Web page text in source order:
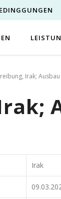
Irak; Ausbau
Irak